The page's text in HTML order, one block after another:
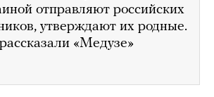
отправляют российских
утверждают их родные.
«Медузе»